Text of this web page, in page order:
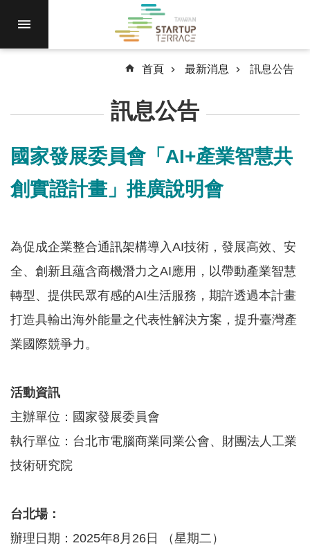
進
園
新
息
計
畫
國
際
資
源
區
務
關
我
們
見
問
答
首頁 最新消息 訊息公告
訊息公告
國家發展委員會「AI+產業智慧共
創實證計畫」推廣說明會
為促成企業整合通訊架構導入AI技術，發展高效、安
全、創新且蘊含商機潛力之AI應用，以帶動產業智慧
轉型、提供民眾有感的AI生活服務，期許透過本計畫
打造具輸出海外能量之代表性解決方案，提升臺灣產
業國際競爭力。
活動資訊
主辦單位：國家發展委員會
執行單位：台北市電腦商業同業公會、財團法人工業
技術研究院
台北場：
辦理日期：2025年8月26日 （星期二）